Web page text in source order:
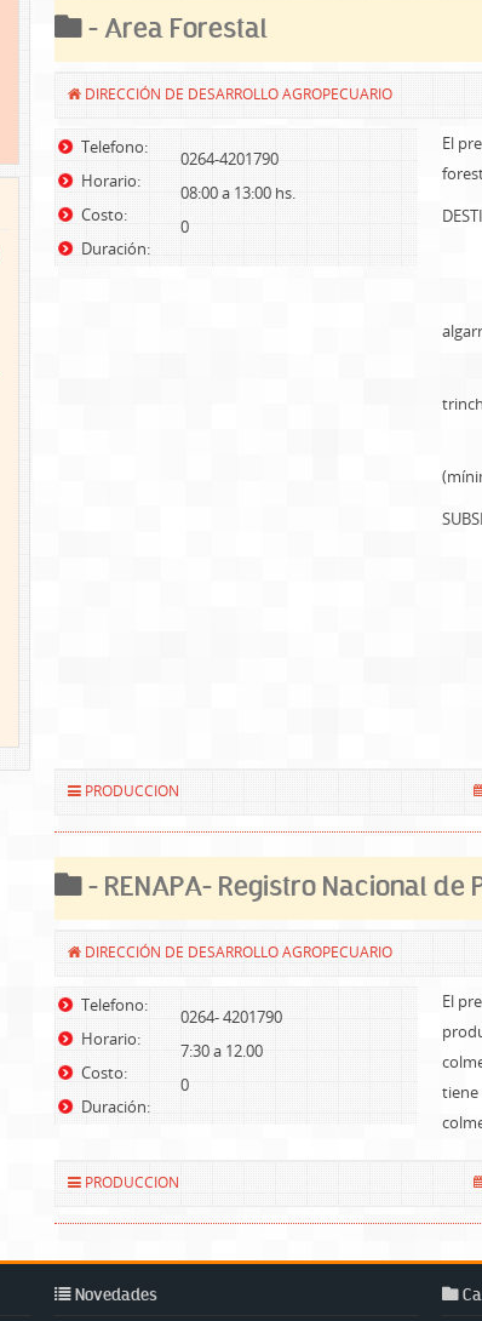
- Area Forestal
DIRECCIÓN DE DESARROLLO AGROPECUARIO
Telefono:
Horario:
Costo:
Duración:
0264-4201790
08:00 a 13:00 hs.
0
El
PRODUCCION
- RENAPA- Registro Nacional
DIRECCIÓN DE DESARROLLO AGROPECUARIO
Telefono:
Horario:
Costo:
Duración:
0264- 4201790
7:30 a 12.00
0
El
tiene
PRODUCCION
Novedades